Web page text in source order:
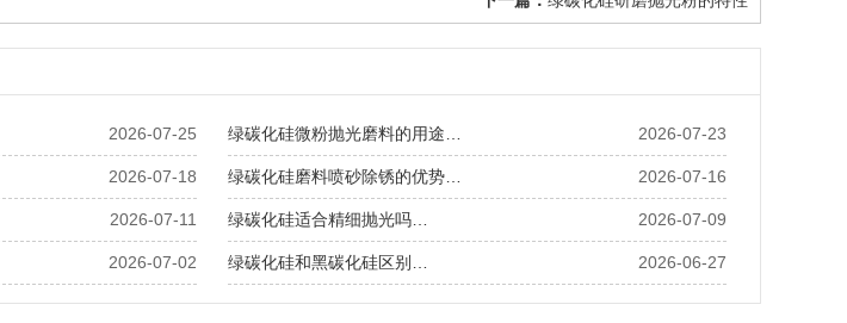
2026-07-25 2026-07-23
绿碳化硅微粉抛光磨料的用途…
2026-07-18 2026-07-16
绿碳化硅磨料喷砂除锈的优势…
2026-07-11 2026-07-09
绿碳化硅适合精细抛光吗…
2026-07-02 2026-06-27
绿碳化硅和黑碳化硅区别…